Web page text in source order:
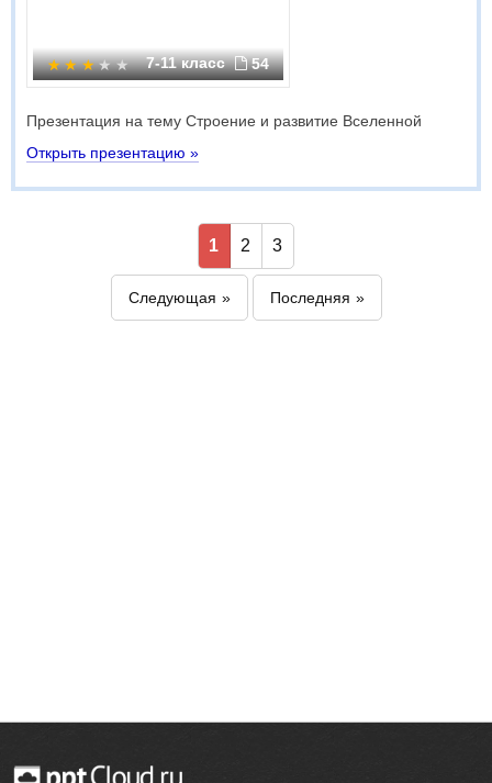
7-11 класс 54
Презентация на тему Строение и развитие Вселенной
Открыть презентацию »
1 2 3
Следующая Последняя